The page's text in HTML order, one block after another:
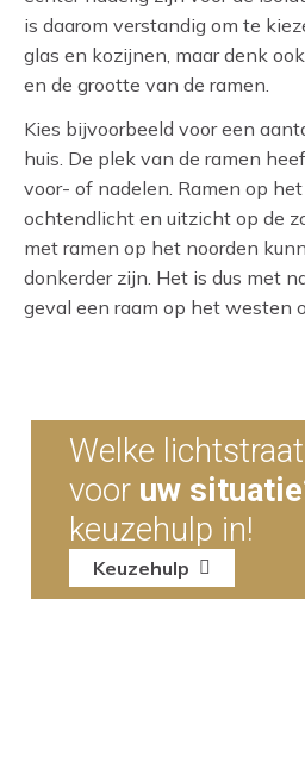
is daarom verstandig om te
glas en kozijnen, maar denk
en de grootte van de ramen.
Kies bijvoorbeeld voor een
huis. De plek van de ramen
voor- of nadelen. Ramen op
ochtendlicht en uitzicht op de
met ramen op het noorden
donkerder zijn. Het is dus met
geval een raam op het westen
Welke
voor uw
keuzehulp in!
Keuzehulp